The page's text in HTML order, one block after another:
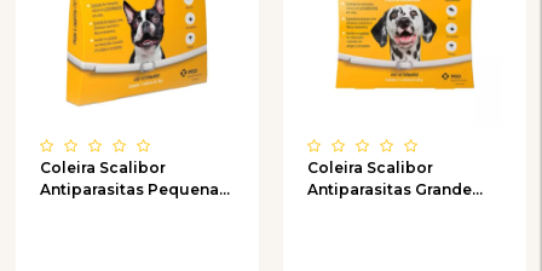
Coleira Scalibor
Antiparasitas Pequena
Coleira Scalibor
Antiparasitas Grande